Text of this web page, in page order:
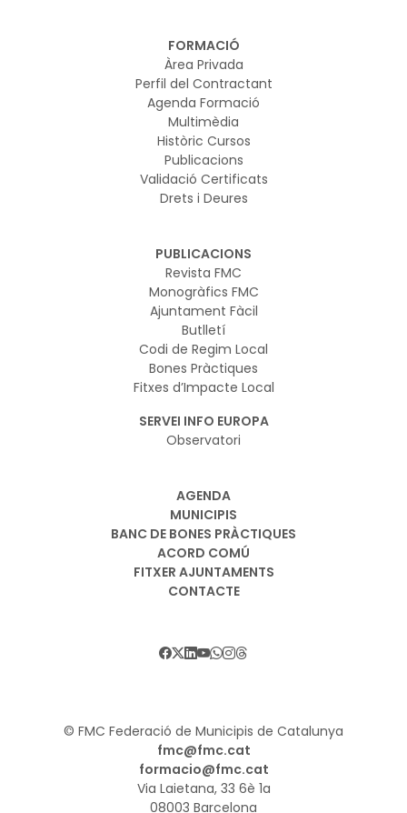
FORMACIÓ
Àrea Privada
Perfil del Contractant
Agenda Formació
Multimèdia
Històric Cursos
Publicacions
Validació Certificats
Drets i Deures
PUBLICACIONS
Revista FMC
Monogràfics FMC
Ajuntament Fàcil
Butlletí
Codi de Regim Local
Bones Pràctiques
Fitxes d’Impacte Local
SERVEI INFO EUROPA
Observatori
AGENDA
MUNICIPIS
BANC DE BONES PRÀCTIQUES
ACORD COMÚ
FITXER AJUNTAMENTS
CONTACTE
© FMC Federació de Municipis de Catalunya
fmc@fmc.cat
formacio@fmc.cat
Via Laietana, 33 6è 1a
08003 Barcelona